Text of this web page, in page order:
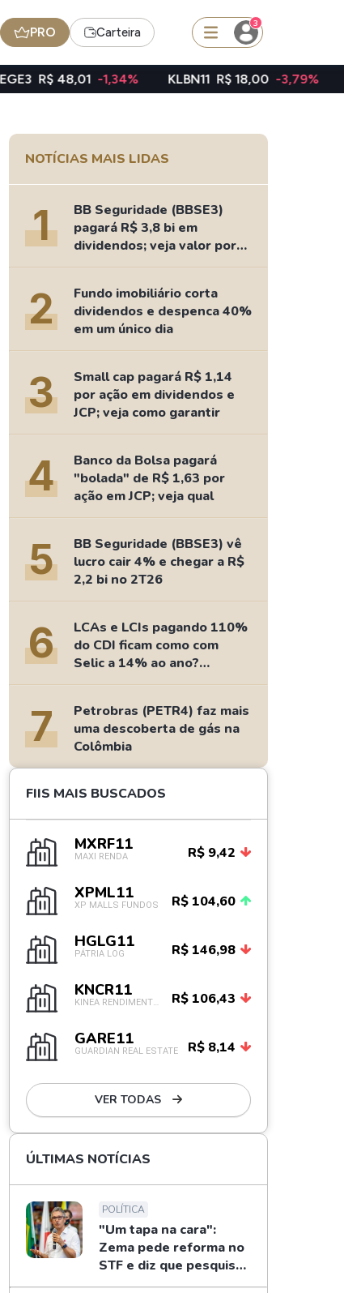
PRO Carteira
3
TRXF11
Ideias
Agenda de Dividendos
Radar do Dividendo Inteligente
As Ações Mais Buscadas
Guia do Iniciante
-1,34% KLBN11 R$ 18,00 -3,79% TAEE11 R$
NOTÍCIAS MAIS LIDAS
1
BB Seguridade (BBSE3)
pagará R$ 3,8 bi em
dividendos; veja valor por
ação
2
Fundo imobiliário corta
dividendos e despenca 40%
em um único dia
3
Small cap pagará R$ 1,14
por ação em dividendos e
JCP; veja como garantir
4
Banco da Bolsa pagará
"bolada" de R$ 1,63 por
ação em JCP; veja qual
5
BB Seguridade (BBSE3) vê
lucro cair 4% e chegar a R$
2,2 bi no 2T26
6
LCAs e LCIs pagando 110%
do CDI ficam como com
Selic a 14% ao ano?
Fizemos as contas
7
Petrobras (PETR4) faz mais
uma descoberta de gás na
Colômbia
FIIS MAIS BUSCADOS
MXRF11
MAXI RENDA R$ 9,42
XPML11
XP MALLS FUNDOS R$ 104,60
HGLG11
PÁTRIA LOG R$ 146,98
KNCR11 R$ 106,43
GARE11
GUARDIAN REAL ESTATE R$ 8,14
VER TODAS
ÚLTIMAS NOTÍCIAS
POLÍTICA
"Um tapa na cara":
Zema pede reforma no
STF e diz que pesquisas
não definem eleições